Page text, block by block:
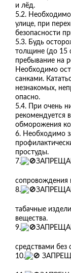
и лёд.
5.2.
улице, при
безопасности
5.3. Будь
толщине (до 15
пребывание на
Необходимо
санками.
незнакомых,
опасно.
5.4. При очень
рекомендуется
обморожения
6. Необходимо
простуды.
7.
сопровождения
8.
табачные
вещества.
9.
средствами без
10.